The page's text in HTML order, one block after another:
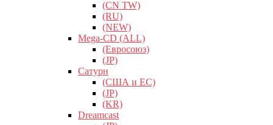
(CN TW)
(RU)
(NEW)
Mega-CD (ALL)
(Евросоюз)
(JP)
Сатурн
(США и ЕС)
(JP)
(KR)
Dreamcast